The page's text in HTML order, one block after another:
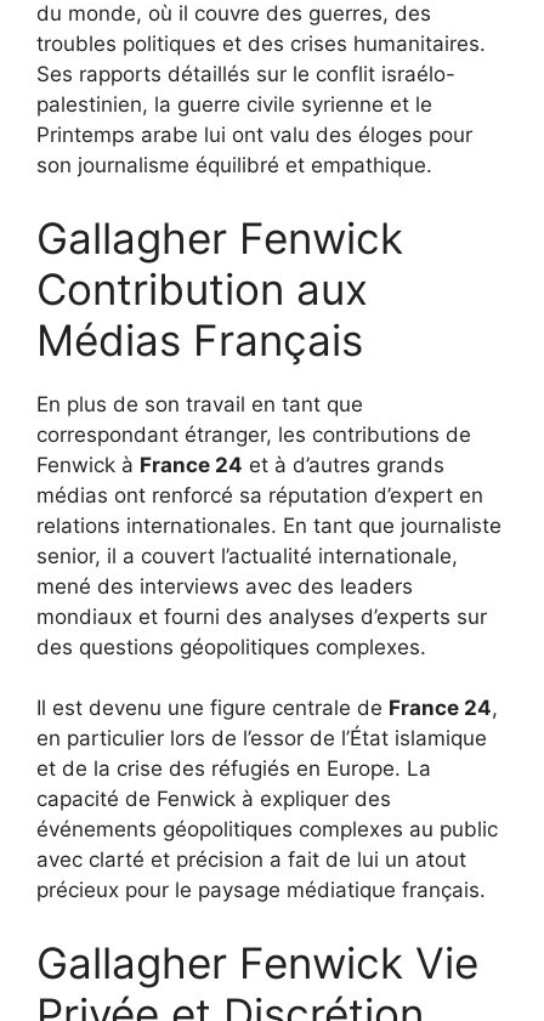
du monde, où il couvre des guerres, des
troubles politiques et des crises humanitaires.
Ses rapports détaillés sur le conflit israélo-
palestinien, la guerre civile syrienne et le
Printemps arabe lui ont valu des éloges pour
son journalisme équilibré et empathique.
Gallagher Fenwick
Contribution aux
Médias Français
En plus de son travail en tant que
correspondant étranger, les contributions de
Fenwick à France 24 et à d’autres grands
médias ont renforcé sa réputation d’expert en
relations internationales. En tant que journaliste
senior, il a couvert l’actualité internationale,
mené des interviews avec des leaders
mondiaux et fourni des analyses d’experts sur
des questions géopolitiques complexes.
Il est devenu une figure centrale de France 24,
en particulier lors de l’essor de l’État islamique
et de la crise des réfugiés en Europe. La
capacité de Fenwick à expliquer des
événements géopolitiques complexes au public
avec clarté et précision a fait de lui un atout
précieux pour le paysage médiatique français.
Gallagher Fenwick Vie